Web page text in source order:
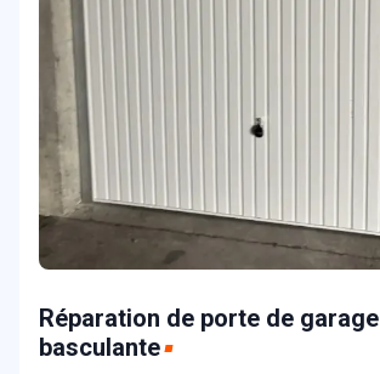
Réparation de porte de garage
basculante